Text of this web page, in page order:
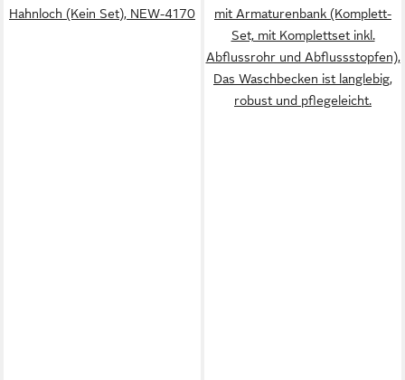
Hahnloch (Kein Set), NEW-4170
mit Armaturenbank (Komplett-
Set, mit Komplettset inkl.
Abflussrohr und Abflussstopfen),
Das Waschbecken ist langlebig,
robust und pflegeleicht.